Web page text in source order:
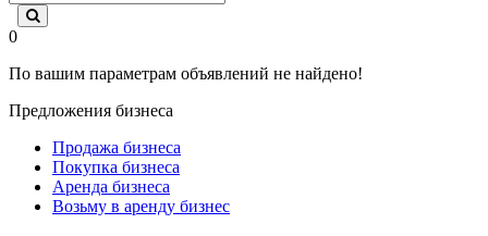
0
По вашим параметрам объявлений не найдено!
Предложения бизнеса
Продажа бизнеса
Покупка бизнеса
Аренда бизнеса
Возьму в аренду бизнес